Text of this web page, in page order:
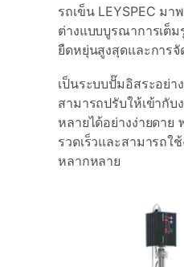
รถเข็น LEYSPEC ม
ต่างแบบบูรณาการเต็
ยืดหยุ่นสูงสุดและการจั
เป็นระบบปั๊มอิสระอย่
สามารถปรับให้เข้ากั
หลายได้อย่างง่ายดาย
รวดเร็วและสามารถใ
หลากหลาย